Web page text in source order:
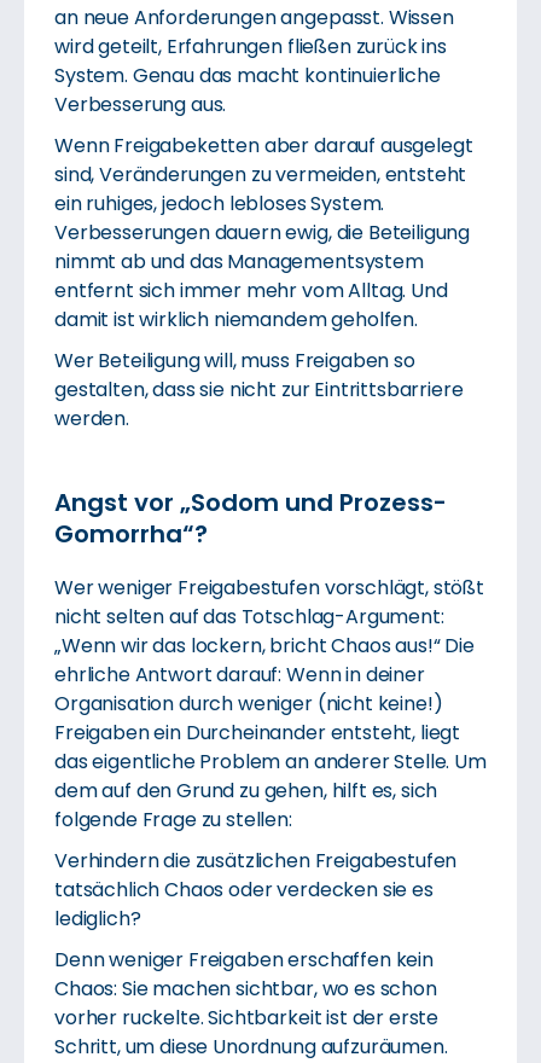
an neue Anforderungen angepasst. Wissen
wird geteilt, Erfahrungen fließen zurück ins
System. Genau das macht kontinuierliche
Verbesserung aus.
Wenn Freigabeketten aber darauf ausgelegt
sind, Veränderungen zu vermeiden, entsteht
ein ruhiges, jedoch lebloses System.
Verbesserungen dauern ewig, die Beteiligung
nimmt ab und das Managementsystem
entfernt sich immer mehr vom Alltag. Und
damit ist wirklich niemandem geholfen.
Wer Beteiligung will, muss Freigaben so
gestalten, dass sie nicht zur Eintrittsbarriere
werden.
Angst vor „Sodom und Prozess-
Gomorrha“?
Wer weniger Freigabestufen vorschlägt, stößt
nicht selten auf das Totschlag-Argument:
„Wenn wir das lockern, bricht Chaos aus!“ Die
ehrliche Antwort darauf: Wenn in deiner
Organisation durch weniger (nicht keine!)
Freigaben ein Durcheinander entsteht, liegt
das eigentliche Problem an anderer Stelle. Um
dem auf den Grund zu gehen, hilft es, sich
folgende Frage zu stellen:
Verhindern die zusätzlichen Freigabestufen
tatsächlich Chaos oder verdecken sie es
lediglich?
Denn weniger Freigaben erschaffen kein
Chaos: Sie machen sichtbar, wo es schon
vorher ruckelte. Sichtbarkeit ist der erste
Schritt, um diese Unordnung aufzuräumen.